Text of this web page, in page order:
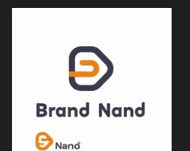
content
Trouvez